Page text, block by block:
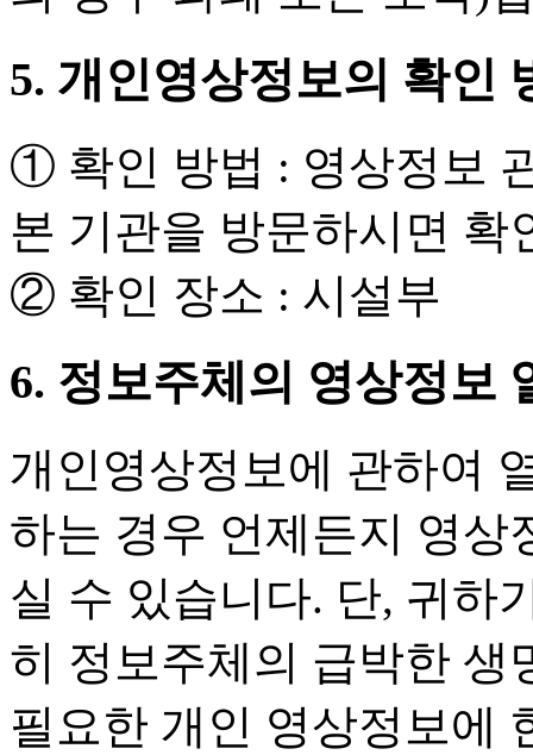
5. 개인영상정보의 확인
① 확인 방법 : 영상정보
본 기관을 방문하시면 확
② 확인 장소 : 시설부
6. 정보주체의 영상정보
개인영상정보에 관하여
하는 경우 언제든지 영상
실 수 있습니다. 단, 귀하
히 정보주체의 급박한 생
필요한 개인 영상정보에